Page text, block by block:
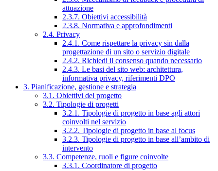
attuazione
2.3.7. Obiettivi accessibilità
2.3.8. Normativa e approfondimenti
2.4. Privacy
2.4.1. Come rispettare la privacy sin dalla
progettazione di un sito o servizio digitale
2.4.2. Richiedi il consenso quando necessario
2.4.3. Le basi del sito web: architettura,
informativa privacy, riferimenti DPO
3. Pianificazione, gestione e strategia
3.1. Obiettivi del progetto
3.2. Tipologie di progetti
3.2.1. Tipologie di progetto in base agli attori
coinvolti nel servizio
3.2.2. Tipologie di progetto in base al focus
3.2.3. Tipologie di progetto in base all’ambito di
intervento
3.3. Competenze, ruoli e figure coinvolte
3.3.1. Coordinatore di progetto